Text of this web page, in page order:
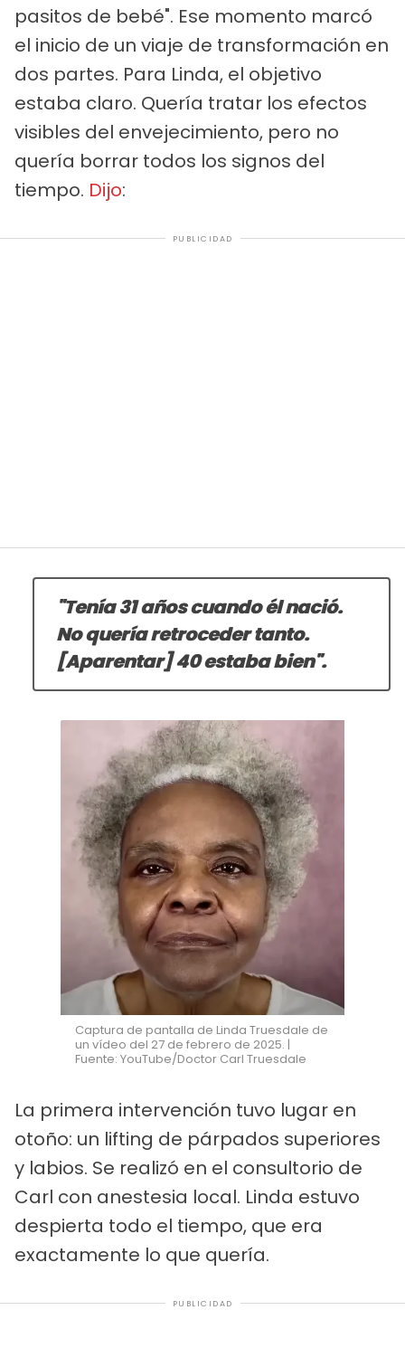
pasitos de bebé". Ese momento marcó
el inicio de un viaje de transformación en
dos partes. Para Linda, el objetivo
estaba claro. Quería tratar los efectos
visibles del envejecimiento, pero no
quería borrar todos los signos del
tiempo. Dijo:
PUBLICIDAD
"Tenía 31 años cuando él nació.
No quería retroceder tanto.
[Aparentar] 40 estaba bien".
Captura de pantalla de Linda Truesdale de
un vídeo del 27 de febrero de 2025. |
Fuente: YouTube/Doctor Carl Truesdale
La primera intervención tuvo lugar en
otoño: un lifting de párpados superiores
y labios. Se realizó en el consultorio de
Carl con anestesia local. Linda estuvo
despierta todo el tiempo, que era
exactamente lo que quería.
PUBLICIDAD